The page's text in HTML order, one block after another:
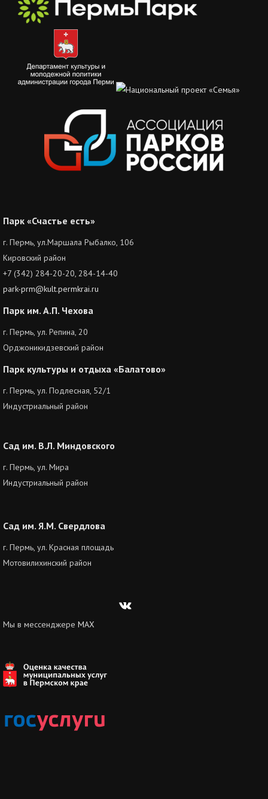
Парк «Счастье есть»
г. Пермь, ул.Маршала Рыбалко, 106
Кировский район
+7 (342) 284-20-20, 284-14-40
park-prm@kult.permkrai.ru
Парк им. А.П. Чехова
г. Пермь, ул. Репина, 20
Орджоникидзевский район
Парк культуры и отдыха «Балатово»
г. Пермь, ул. Подлесная, 52/1
Индустриальный район
Сад им. В.Л. Миндовского
г. Пермь, ул. Мира
Индустриальный район
Сад им. Я.М. Свердлова
г. Пермь, ул. Красная площадь
Мотовилихинский район
Вконтакте
Мы в мессенджере MAX